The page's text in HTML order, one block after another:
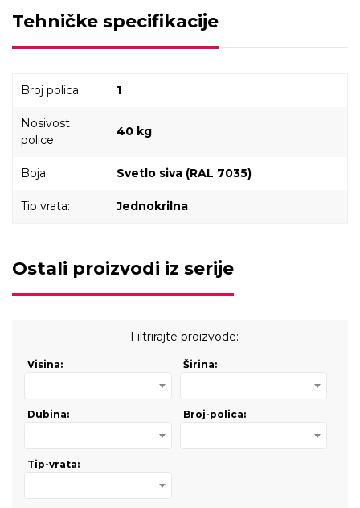
Tehničke specifikacije
Broj polica: 1
Nosivost
police:
40 kg
Boja: Svetlo siva (RAL 7035)
Tip vrata: Jednokrilna
Ostali proizvodi iz serije
Filtrirajte proizvode:
Visina: Širina:
Dubina: Broj-polica:
Tip-vrata: